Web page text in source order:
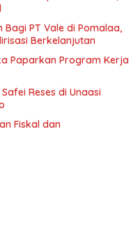
Bagi PT Vale di Pomalaa,
Berkelanjutan
Paparkan Program Kerja
Reses di Unaasi
Fiskal dan